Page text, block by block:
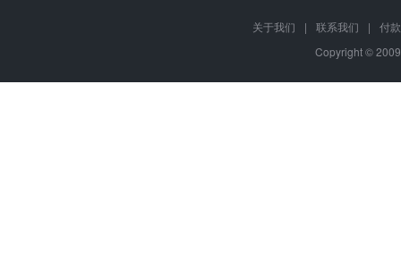
关于我们 | 联系我们 |
付
Copyright ©